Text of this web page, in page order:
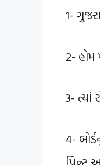
1-
2- હોમ
3-
4-